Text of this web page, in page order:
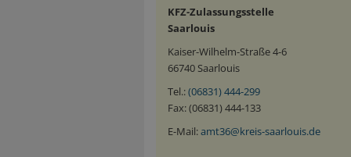
KFZ-Zulassungsstelle
Saarlouis
Kaiser-Wilhelm-Straße 4-6
66740 Saarlouis
Tel.:(06831) 444-299
Fax: (06831) 444-133
E-Mail:amt36@kreis-saarlouis.de